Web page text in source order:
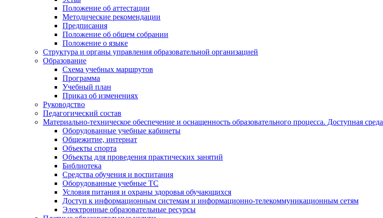
Положение об аттестации
Методические рекомендации
Предписания
Положение об общем собрании
Положение о языке
Структура и органы управления образовательной организацией
Образование
Схема учебных маршрутов
Программа
Учебный план
Приказ об изменениях
Руководство
Педагогический состав
Материально-техническое обеспечение и оснащенность образовательного процесса. Доступная среда
Оборудованные учебные кабинеты
Общежитие, интернат
Объекты спорта
Объекты для проведения практических занятий
Библиотека
Средства обучения и воспитания
Оборудованные учебные ТС
Условия питания и охраны здоровья обучающихся
Доступ к информационным системам и информационно-телекоммуникационным сетям
Электронные образовательные ресурсы